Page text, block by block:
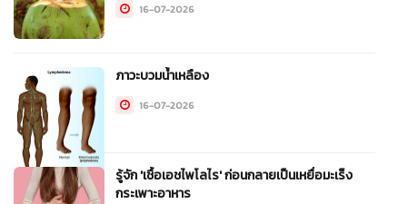
16-07-2026
ภาวะบวมน้ำเหลือง
16-07-2026
รู้จัก 'เชื้อเอชไพโลไร' ก่อนกลายเป็นเหยื่อมะเร็ง
กระเพาะอาหาร